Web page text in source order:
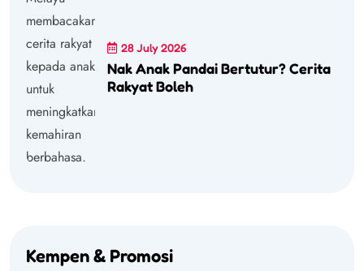
28 July 2026
Nak Anak Pandai Bertutur? Cerita
Rakyat Boleh
Kempen & Promosi